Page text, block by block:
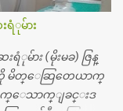
ရံုမ်ား
မ်ား (မိုးမခ) ဇြန္
ရံုကို မိတ္ေဆြတေယာက္
က္ေသာက္ျခင္းဒ